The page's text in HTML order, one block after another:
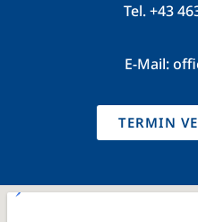
Tel.+43
E-Mail:
TERMIN